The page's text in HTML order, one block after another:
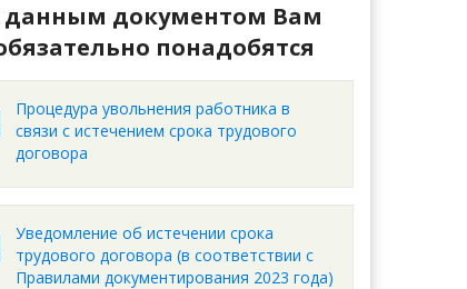
данным документом Вам
понадобятся
Процедура увольнения работника в
связи с истечением срока трудового
договора
Уведомление об истечении срока
трудового договора (в соответствии с
Правилами документирования 2023 года)